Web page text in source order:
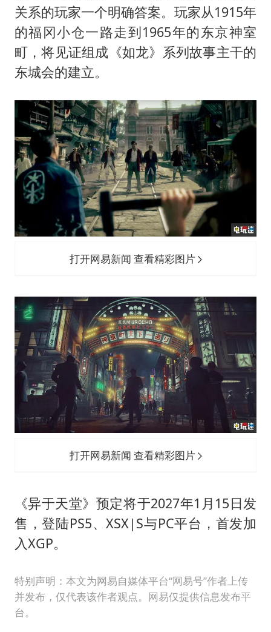
关系的玩家一个明确答案。玩家从1915年
的福冈小仓一路走到1965年的东京神室
町，将见证组成《如龙》系列故事主干的
东城会的建立。
打开网易新闻 查看精彩图片
打开网易新闻 查看精彩图片
《异于天堂》预定将于2027年1月15日发
售，登陆PS5、XSX|S与PC平台，首发加
入XGP。
特别声明：本文为网易自媒体平台“网易号”作者上传
并发布，仅代表该作者观点。网易仅提供信息发布平
台。